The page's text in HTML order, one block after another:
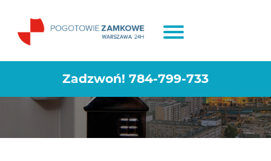
Zadzwoń! 784-799-733
Jak otworzyć skrzynkę na listy?